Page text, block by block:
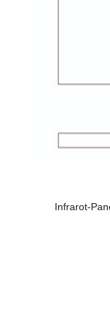
Infrarot-